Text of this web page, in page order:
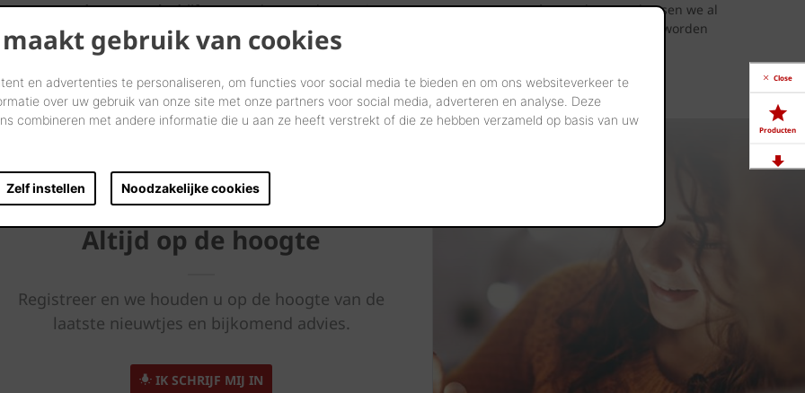
gebruik van cookies
en advertenties te personaliseren, om functies voor social media te bieden en om ons websiteverkeer te
over uw gebruik van onze site met onze partners voor social media, adverteren en analyse. Deze
combineren met andere informatie die u aan ze heeft verstrekt of die ze hebben verzameld op basis van uw
Zelf instellen Noodzakelijke cookies
meerwaarde voor ons bedrijf: onze werknemers kunnen in eenaangenamere omgevingwerken (zo plaatsen we al
even in rond te wandelen of te vergaderen), en we betrekken ze ook bij de verschillende acties: op de sites worden
bijvoorbeeld, maken we een fijn familiegebeuren.
Altijd op de hoogte
Registreer en we houden u op de hoogte van de
laatste nieuwtjes en bijkomend advies.
IK SCHRIJF MIJ IN
Close
Producten